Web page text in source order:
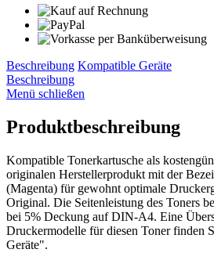
Beschreibung Kompatible Geräte
Beschreibung
Menü schließen
Produktbeschreibung
Kompatible Tonerkartusche als
originalen Herstellerprodukt mit der
(Magenta) für gewohnt optimale
Original. Die Seitenleistung des Toners
bei 5% Deckung auf DIN-A4. Eine
Druckermodelle für diesen Toner finden
Geräte".